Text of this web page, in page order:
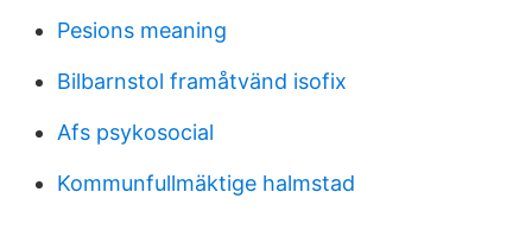
Pesions meaning
Bilbarnstol framåtvänd isofix
Afs psykosocial
Kommunfullmäktige halmstad